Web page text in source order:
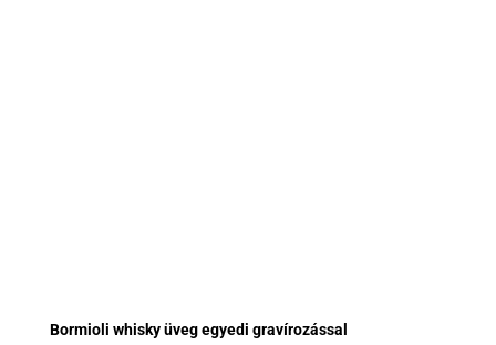
Bormioli whisky üveg egyedi gravírozással